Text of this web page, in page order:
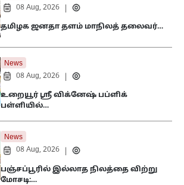
08 Aug, 2026
தமிழக ஜனதா தளம் மாநிலத் தலைவர்…
News
08 Aug, 2026
உறையூர் ஸ்ரீ விக்னேஷ் பப்ளிக்
பள்ளியில்…
News
08 Aug, 2026
பஞ்சப்பூரில் இல்லாத நிலத்தை விற்று
மோசடி:…